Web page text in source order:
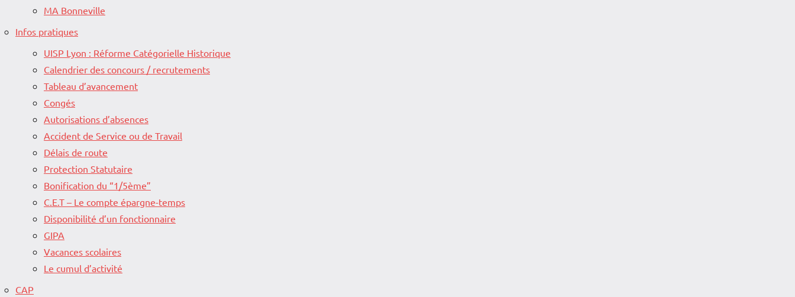
MA Bonneville
Infos pratiques
UISP Lyon : Réforme Catégorielle Historique
Calendrier des concours / recrutements
Tableau d’avancement
Congés
Autorisations d’absences
Accident de Service ou de Travail
Délais de route
Protection Statutaire
Bonification du “1/5ème”
C.E.T – Le compte épargne-temps
Disponibilité d’un fonctionnaire
GIPA
Vacances scolaires
Le cumul d’activité
CAP